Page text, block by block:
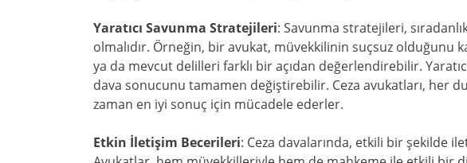
Yaratıcı Savunma Stratejileri: Savunma stratejileri,
olmalıdır. Örneğin, bir avukat, müvekkilinin suçsuz olduğunu
ya da mevcut delilleri farklı bir açıdan değerlendirebilir.
dava sonucunu tamamen değiştirebilir. Ceza avukatları, her
zaman en iyi sonuç için mücadele ederler.
Etkin İletişim Becerileri: Ceza davalarında, etkili bir şekilde